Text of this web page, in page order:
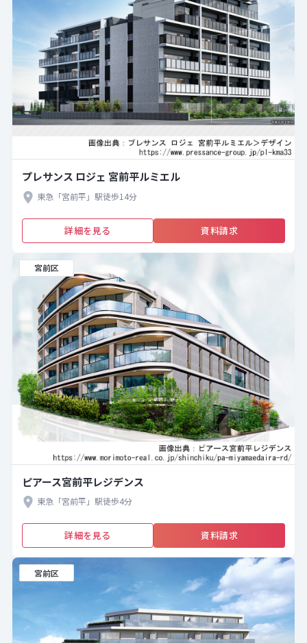
プレサンス ロジェ 宮前平ルミエル
東急「宮前平」駅徒歩14分
詳細を見る 資料請求
宮前区
ピアース宮前平レジデンス
東急「宮前平」駅徒歩4分
詳細を見る 資料請求
宮前区